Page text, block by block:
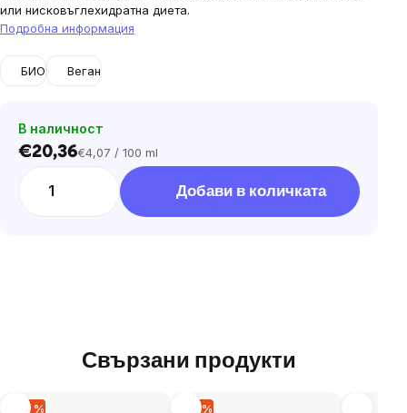
или нисковъглехидратна диета.
Подробна информация
БИО Веган
В наличност
€20,36Цена
€4,07 / 100 ml
Добави в количката
Свързани продукти
–20 % –19 %